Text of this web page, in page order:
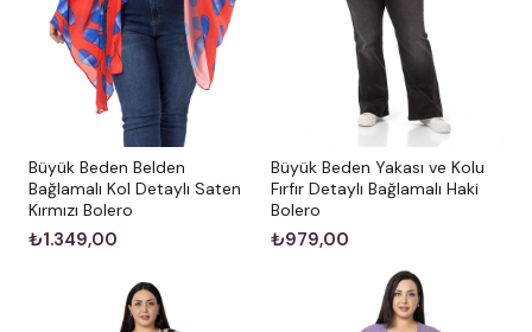
Büyük Beden Belden
Bağlamalı Kol Detaylı Saten
Kırmızı Bolero
₺1.349,00
Büyük Beden Yakası ve Kolu
Fırfır Detaylı Bağlamalı Haki
Bolero
₺979,00